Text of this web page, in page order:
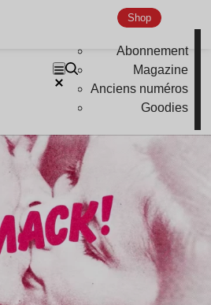
Shop
Abonnement
Magazine
Anciens numéros
Goodies